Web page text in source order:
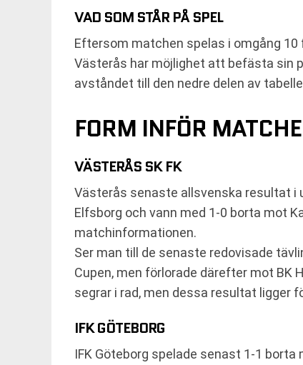
VAD SOM STÅR PÅ SPEL
Eftersom matchen spelas i omgång
Västerås har möjlighet att befästa sin
avståndet till den nedre delen av
FORM INFÖR
VÄSTERÅS SK FK
Västerås senaste allsvenska resultat i
Elfsborg och vann med 1-0 borta mot
matchinformationen.
Ser man till de senaste redovisade
Cupen, men förlorade därefter mot BK
segrar i rad, men dessa resultat ligger
IFK GÖTEBORG
IFK Göteborg spelade senast 1-1